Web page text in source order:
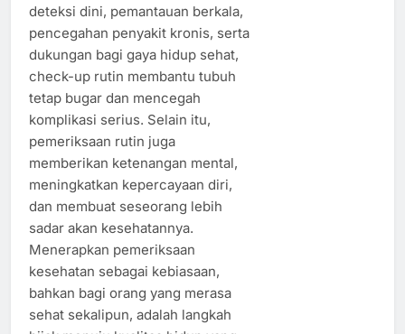
deteksi dini, pemantauan berkala,
pencegahan penyakit kronis, serta
dukungan bagi gaya hidup sehat,
check-up rutin membantu tubuh
tetap bugar dan mencegah
komplikasi serius. Selain itu,
pemeriksaan rutin juga
memberikan ketenangan mental,
meningkatkan kepercayaan diri,
dan membuat seseorang lebih
sadar akan kesehatannya.
Menerapkan pemeriksaan
kesehatan sebagai kebiasaan,
bahkan bagi orang yang merasa
sehat sekalipun, adalah langkah